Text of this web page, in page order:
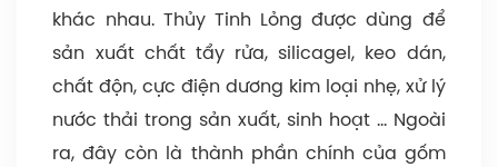
khác nhau. Thủy Tinh Lỏng được dùng để
sản xuất chất tẩy rửa, silicagel, keo dán,
chất độn, cực điện dương kim loại nhẹ, xử lý
nước thải trong sản xuất, sinh hoạt … Ngoài
ra, đây còn là thành phần chính của gốm